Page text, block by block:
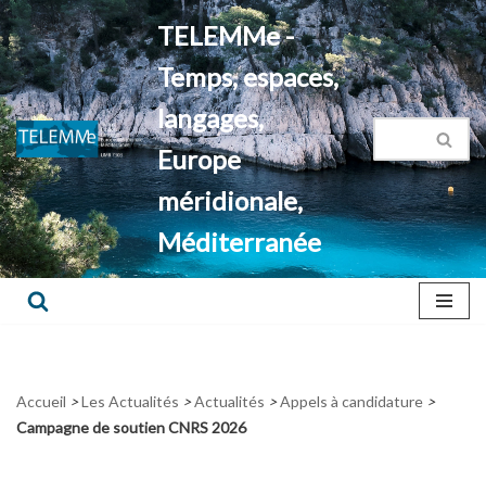
Aller
au
contenu
TELEMMe -
Temps, espaces,
langages,
Europe
méridionale,
Méditerranée
Accueil >Les Actualités >Actualités >Appels à candidature >
Campagne de soutien CNRS 2026